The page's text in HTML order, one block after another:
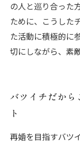
の人と巡り合った
ために、こうした
た活動に積極的に
切にしながら、素
バツイチだから
ト
再婚を目指すバツ